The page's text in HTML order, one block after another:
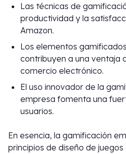
Las técnicas de
productividad y la
Amazon.
Los elementos
contribuyen a una ventaja
comercio electrónico.
El uso innovador de la
empresa fomenta una
usuarios.
En esencia, la gamificación
principios de diseño de